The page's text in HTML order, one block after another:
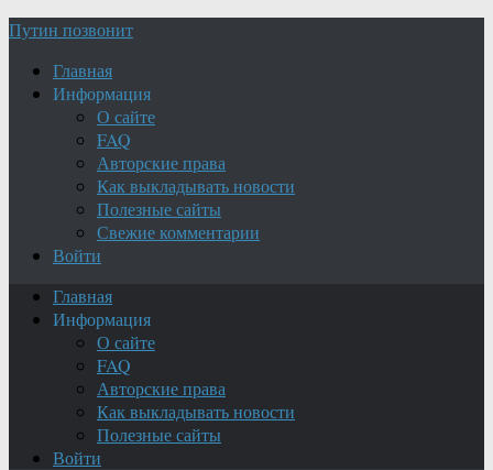
Путин позвонит
Главная
Информация
О сайте
FAQ
Авторские права
Как выкладывать новости
Полезные сайты
Свежие комментарии
Войти
Главная
Информация
О сайте
FAQ
Авторские права
Как выкладывать новости
Полезные сайты
Войти